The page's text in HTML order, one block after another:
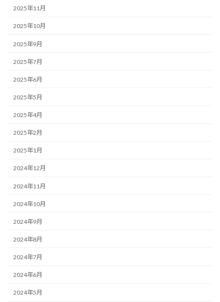
2025年11月
2025年10月
2025年9月
2025年7月
2025年6月
2025年5月
2025年4月
2025年2月
2025年1月
2024年12月
2024年11月
2024年10月
2024年9月
2024年8月
2024年7月
2024年6月
2024年5月